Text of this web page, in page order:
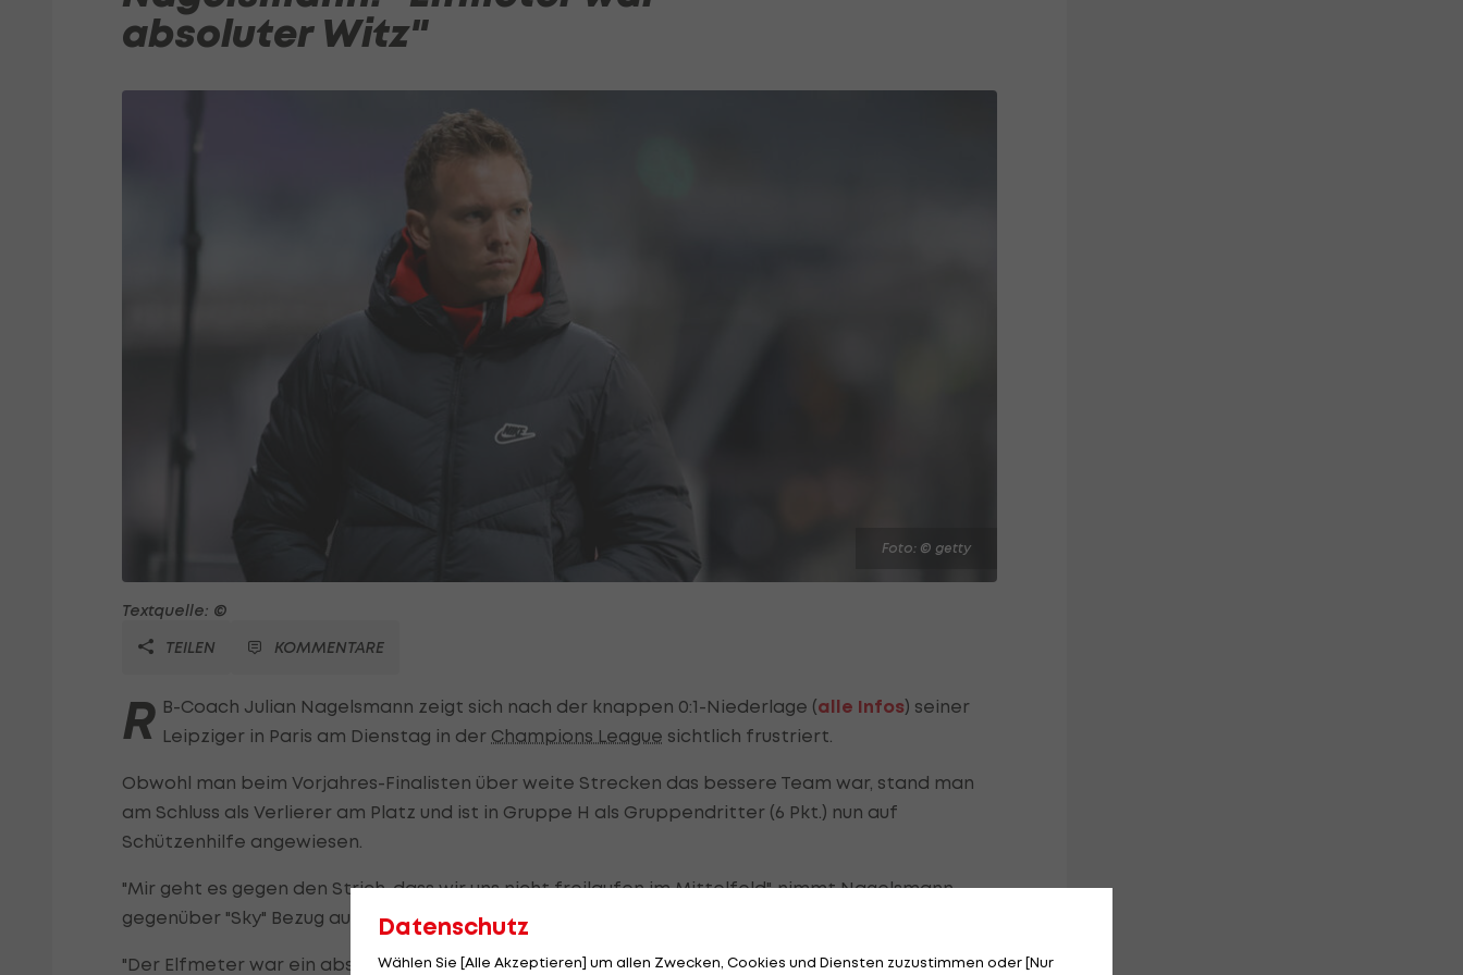
absoluter Witz"
Foto: © getty
Textquelle: ©
TEILEN
KOMMENTARE
R B-Coach Julian Nagelsmann zeigt sich nach der knappen 0:1-Niederlage (alle Infos) seiner
Leipziger in Paris am Dienstag in der Champions League sichtlich frustriert.
Obwohl man beim Vorjahres-Finalisten über weite Strecken das bessere Team war, stand man
am Schluss als Verlierer am Platz und ist in Gruppe H als Gruppendritter (6 Pkt.) nun auf
Schützenhilfe angewiesen.
"Mir geht es gegen den Strich, dass wir uns nicht freilaufen im Mittelfeld", nimmt Nagelsmann
gegenüber "Sky" Bezug auf die Szene direkt vor dem Elfmeter-Foul.
"Der Elfmeter war ein absoluter Witz, eine klare Schwalbe. Warum schaltet sich der VAR nicht
Datenschutz
Wählen Sie [Alle Akzeptieren] um allen Zwecken, Cookies und Diensten zuzustimmen oder [Nur